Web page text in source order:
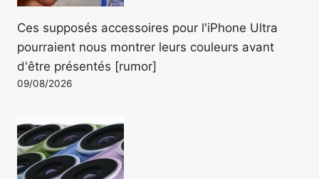
Ces supposés accessoires pour l'iPhone Ultra
pourraient nous montrer leurs couleurs avant
d'être présentés [rumor]
09/08/2026